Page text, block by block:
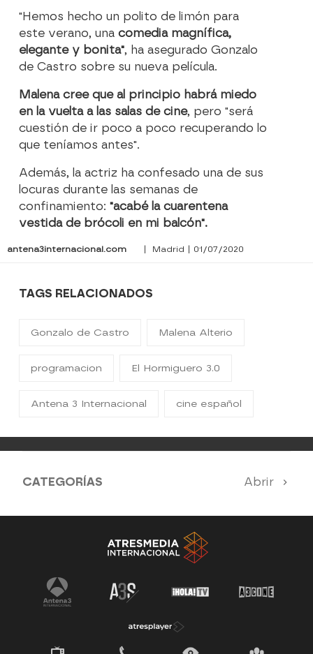
"Hemos hecho un polito de limón para
este verano, unacomedia magnífica,
elegante y bonita", ha asegurado Gonzalo
de Castro sobre su nueva película.
Malena cree que al principio habrá miedo
en la vuelta a las salas de cine, pero "será
cuestión de ir poco a poco recuperando lo
que teníamos antes".
Además, la actriz ha confesado una de sus
locuras durante las semanas de
confinamiento: "acabé la cuarentena
vestida de brócoli en mi balcón".
antena3internacional.com | Madrid | 01/07/2020
TAGS RELACIONADOS
Gonzalo de Castro Malena Alterio
programacion El Hormiguero 3.0
Antena 3 Internacional cine español
CATEGORÍAS Abrir
Antena 3 Noticias El Hormiguero
Tu cara me suena Pasapalabra